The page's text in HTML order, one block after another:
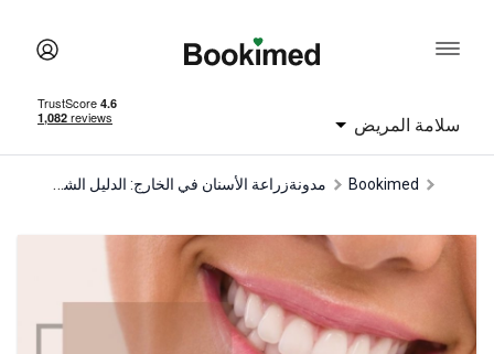
سلامة المريض
Bookimed مدونة زراعة الأسنان في الخارج: الدليل الشامل 2025